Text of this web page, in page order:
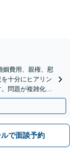
姻費用、親権、慰
十分にヒアリン
問題が複雑化す
ルで面談予約